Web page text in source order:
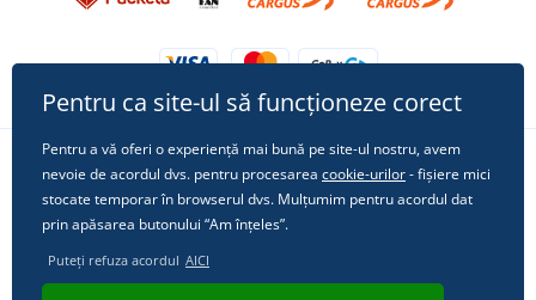
Urmărește-ne pe rețelele sociale
Pentru ca site-ul să funcționeze corect
Pentru a vă oferi o experiență mai bună pe site-ul nostru, avem
nevoie de acordul dvs. pentru procesarea cookie-urilor- fișiere mici
stocate temporar în browserul dvs. Mulțumim pentru acordul dat
prin apăsarea butonului “Am înțeles”.
Puteți refuza acordul AICI